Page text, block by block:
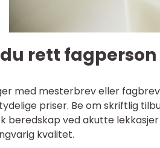
rett fagperson
med mesterbrev eller
priser. Be om skriftlig
beredskap ved akutte
kvalitet.